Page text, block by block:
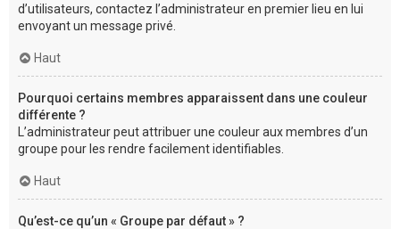
d’utilisateurs, contactez l’administrateur en premier lieu en lui
envoyant un message privé.
Haut
Pourquoi certains membres apparaissent dans une couleur
différente ?
L’administrateur peut attribuer une couleur aux membres d’un
groupe pour les rendre facilement identifiables.
Haut
Qu’est-ce qu’un « Groupe par défaut » ?